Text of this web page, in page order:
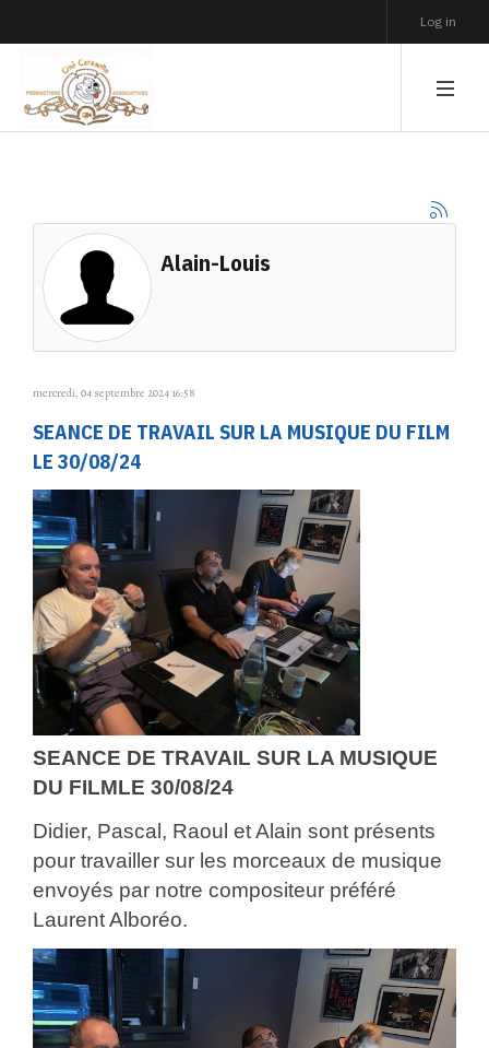
Log in
Alain-Louis
mercredi, 04 septembre 2024 16:58
SEANCE DE TRAVAIL SUR LA MUSIQUE DU FILM
LE 30/08/24
SEANCE DE TRAVAIL SUR LA MUSIQUE
DU FILMLE 30/08/24
Didier, Pascal, Raoul et Alain sont présents
pour travailler sur les morceaux de musique
envoyés par notre compositeur préféré
Laurent Alboréo.